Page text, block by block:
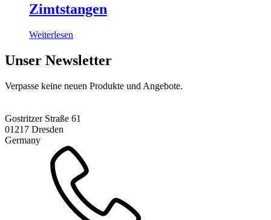
Zimtstangen
Weiterlesen
Unser Newsletter
Verpasse keine neuen Produkte und Angebote.
Gostritzer Straße 61
01217 Dresden
Germany